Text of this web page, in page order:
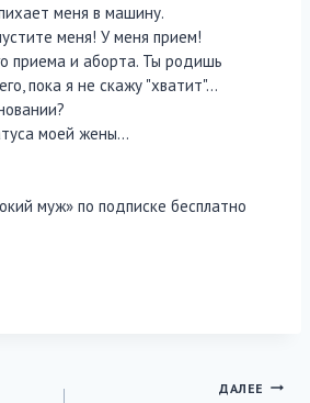
меня в машину.
меня! У меня прием!
приема и аборта. Ты родишь
пока я не скажу "хватит"…
моей жены…
муж» по подписке бесплатно
ДАЛЕЕ